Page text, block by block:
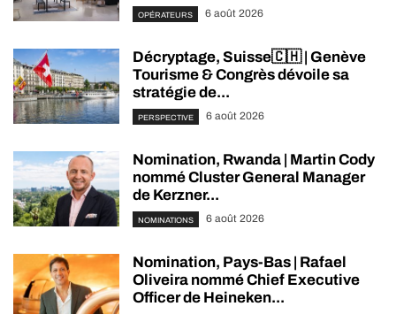
OPÉRATEURS 6 août 2026
Décryptage, Suisse🇨🇭 | Genève
Tourisme & Congrès dévoile sa
stratégie de...
PERSPECTIVE 6 août 2026
Nomination, Rwanda | Martin Cody
nommé Cluster General Manager
de Kerzner...
NOMINATIONS 6 août 2026
Nomination, Pays-Bas | Rafael
Oliveira nommé Chief Executive
Officer de Heineken...